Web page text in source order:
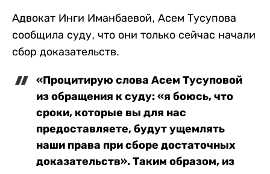
Адвокат Инги Иманбаевой, Асем Тусупова
сообщила суду, что они только сейчас начали
сбор доказательств.
«Процитирую слова Асем Тусуповой
из обращения к суду: «я боюсь, что
сроки, которые вы для нас
предоставляете, будут ущемлять
наши права при сборе достаточных
доказательств». Таким образом, из